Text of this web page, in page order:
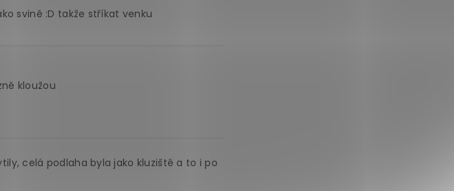
svině :D takže stříkat venku
kloužou
celá podlaha byla jako kluziště a to i po